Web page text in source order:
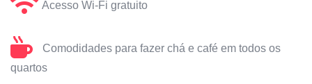
Acesso Wi-Fi gratuito
Comodidades para fazer chá e café em todos os
quartos